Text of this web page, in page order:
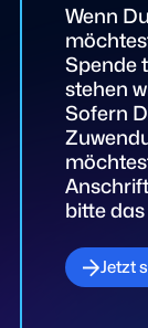
Wenn
Spende
stehen
Sofern
bitte
Jetzt